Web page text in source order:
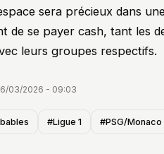
sera précieux dans
de se payer cash, tant les
leurs groupes respectifs.
03/2026 - 09:03
#Ligue 1 #PSG/Monaco